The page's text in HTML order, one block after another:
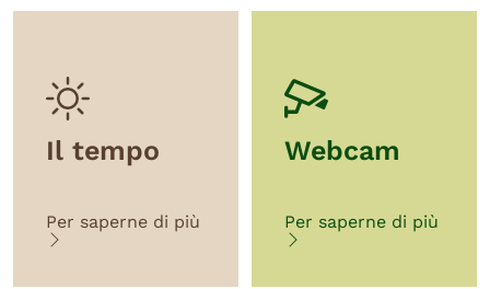
Il tempo
Per saperne di più
Webcam
Per saperne di più